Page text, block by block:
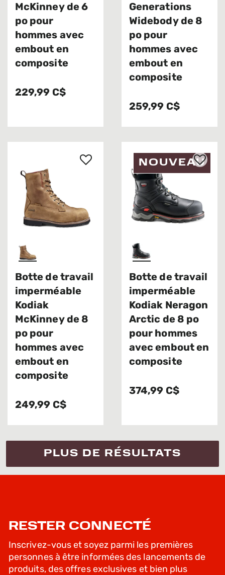
McKinney de 6
po pour
hommes avec
embout en
composite
229,99 C$
Generations
Widebody de 8
po pour
hommes avec
embout en
composite
259,99 C$
Botte de travail
imperméable
Kodiak
McKinney de 8
po pour
hommes avec
embout en
composite
249,99 C$
NOUVEAU
Botte de travail
imperméable
Kodiak Neragon
Arctic de 8 po
pour hommes
avec embout en
composite
374,99 C$
PLUS DE RÉSULTATS
RESTER CONNECTÉ
Inscrivez-vous et soyez parmi les premières
personnes à être informées des lancements de
produits, des offres exclusives et bien plus